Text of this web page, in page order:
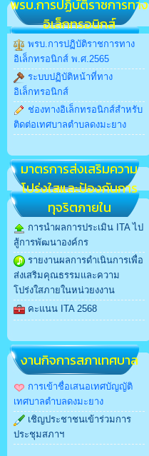
พรบ.การปฏิบัติราชการทาง
อิเล็กทรอนิกส์
พรบ.การปฏิบัติราชการทาง
อิเล็กทรอนิกส์ พ.ศ.2565
ระบบปฏิบัติหน้าที่ทาง
อิเล็กทรอนิกส์
ช่องทางอิเล็กทรอนิกส์สำหรับ
ติดต่อเทศบาลตำบลดงมะยาง
มาตรการส่งเสริมความ
โปร่งใสและป้องกันการ
ทุจริตภายใน
การนำผลการประเมิน ITA ไป
สู้การพัฒนาองค์กร
รายงานผลการดำเนินการเพื่อ
ส่งเสริมคุณธรรมและความ
โปร่งใสภายในหน่วยงงาน
คะแนน ITA 2568
งานกิจการสภาเทศบาล
การเข้าชื่อเสนอเทศบัญญัติ
เทศบาลตำบลดงมะยาง
เชิญประชาชนเข้าร่วมการ
ประชุมสภาฯ